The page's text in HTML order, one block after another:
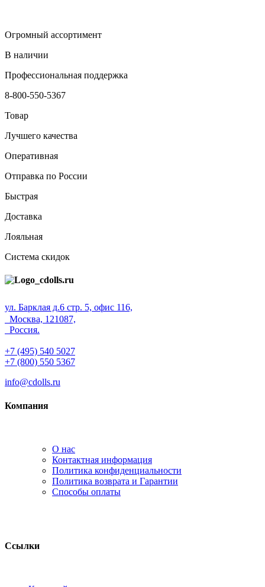
Огромный ассортимент
В наличии
Профессиональная поддержка
8-800-550-5367
Товар
Лучшего качества
Оперативная
Отправка по России
Быстрая
Доставка
Лояльная
Система скидок
ул. Барклая д.6 стр. 5, офис 116,
Москва, 121087,
Россия.
+7 (495) 540 5027
+7 (800) 550 5367
info@cdolls.ru
Компания
О нас
Контактная информация
Политика конфиденциальности
Политика возврата и Гарантии
Способы оплаты
Ссылки